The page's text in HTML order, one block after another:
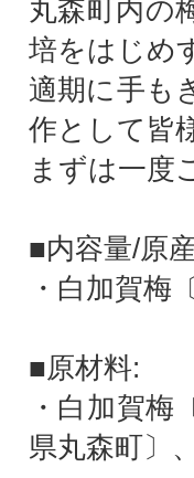
丸森町内の
培をはじめ
適期に手も
作として皆
まずは一度
■内容量/原
・白加賀梅
■原材料:
・白加賀
県丸森町〕